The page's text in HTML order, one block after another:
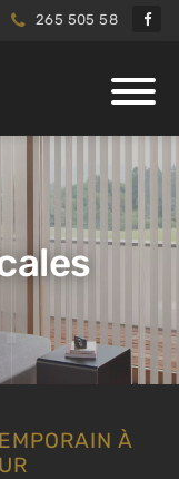
265 505 58
À